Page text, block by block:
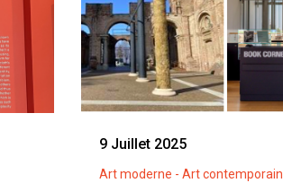
9 Juillet 2025
Art moderne - Art contemporain